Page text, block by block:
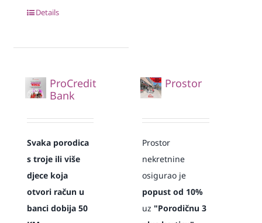
Details
ProCredit
Bank
Svaka porodica
s troje ili više
djece koja
otvori račun u
banci dobija 50
Prostor
Prostor
nekretnine
osigurao je
popust od 10%
uz"Porodičnu 3